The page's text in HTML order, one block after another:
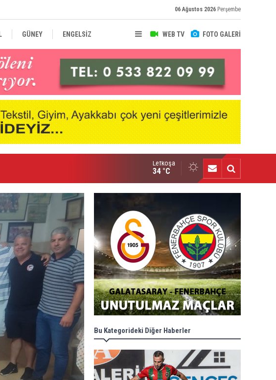
06 Ağustos 2026 Perşembe
WEB TV FOTO GALERİ
GÜNEY ENGELSİZ
Gençlik Gücü’nde Mali Genel Kurul yapıldı
Lefkoşa
34 °C
Bu Kategorideki Diğer Haberler